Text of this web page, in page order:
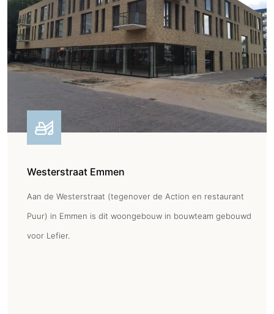
Westerstraat Emmen
Aan de Westerstraat (tegenover de Action en restaurant
Puur) in Emmen is dit woongebouw in bouwteam gebouwd
voor Lefier.